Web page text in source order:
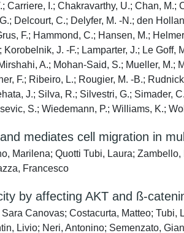
I.; Chakravarthy, U.; Chan, M.;
Delcourt, C.; Delyfer, M. -N.; den
F.; Hammond, C.; Hansen, M.;
J. -F.; Lamparter, J.; Le Goff,
A.; Mohan-Said, S.; Mueller, M.;
F.; Ribeiro, L.; Rougier, M. -B.;
J.; Silva, R.; Silvestri, G.; Simader,
S.; Wiedemann, P.; Williams, K.;
mediates cell migration in
Marilena; Quotti Tubi, Laura;
Francesco
by affecting AKT and ß-
Canovas; Costacurta, Matteo;
Livio; Neri, Antonino; Semenzato,